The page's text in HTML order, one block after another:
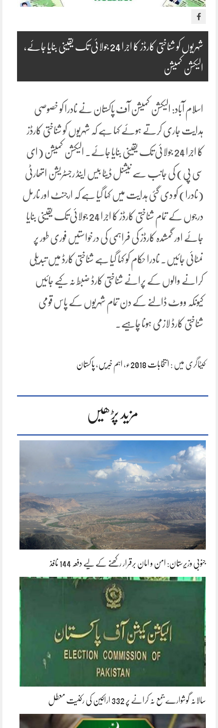
شہریوں کو شناختی کارڈز کا اجرا 24 جولائی تک یقینی بنایا جائے،
الیکشن کمیشن
اسلام آباد: الیکشن کمیشن آف پاکستان نے نادرا کو خصوصی
ہدایت جاری کرتے ہوئے کہا ہے کہ شہریوں کو شناختی کارڈز
کا اجرا 24 جولائی تک یقینی بنایا جائے۔ الیکشن کمیشن (ای
سی پی) کی جانب سے نیشنل ڈیٹا بیس اینڈ رجسٹریشن اتھارٹی
(نادرا) کو دی گئی ہدایت میں کہا گیا ہے کہ ارجنٹ اور نارمل
درجوں کے تمام شناختی کارڈز کا اجرا 24 جولائی تک یقینی بنایا
جائے اور گمشدہ کارڈز کی فراہمی کی درخواستیں فوری طور پر
نمٹائی جائیں۔ نادرا حکام کو کہا گیا ہے شناختی کارڈ میں تبدیلی
کرانے والوں کے پرانے شناختی کارڈ ضبط نہ کیے جائیں
کیونکہ ووٹ ڈالنے کے دن تمام شہریوں کے پاس قومی
شناختی کارڈ لازمی ہونا چاہیے۔
کیٹاگری میں : انتخابات 2018ء ، اہم خبریں ، پاکستان
مزید پڑھیں
جنوبی وزیرستان: امن و امان برقرار رکھنے کے لیے دفعہ 144 نافذ
سالانہ گوشوارے جمع نہ کرانے پر 332 اراکین کی رکنیت معطل